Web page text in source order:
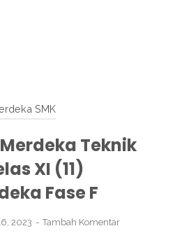
SMK
Teknik
XI (11)
Fase F
2023 Tambah Komentar